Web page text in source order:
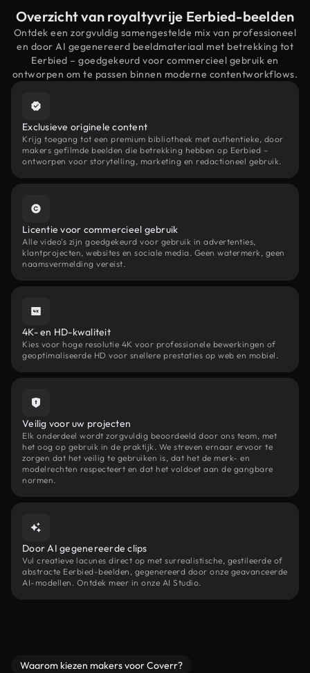
Overzicht van royaltyvrije Eerbied-beelden
Ontdek een zorgvuldig samengestelde mix van professioneel
en door AI gegenereerd beeldmateriaal met betrekking tot
Eerbied – goedgekeurd voor commercieel gebruik en
ontworpen om te passen binnen moderne contentworkflows.
Exclusieve originele content
Krijg toegang tot een premium bibliotheek met authentieke, door
makers gefilmde beelden die betrekking hebben op Eerbied –
ontworpen voor storytelling, marketing en redactioneel gebruik.
Licentie voor commercieel gebruik
Alle video's zijn goedgekeurd voor gebruik in advertenties,
klantprojecten, websites en sociale media. Geen watermerk, geen
naamsvermelding vereist.
4K- en HD-kwaliteit
Kies voor hoge resolutie 4K voor professionele bewerkingen of
geoptimaliseerde HD voor snellere prestaties op web en mobiel.
Veilig voor uw projecten
Elk onderdeel wordt zorgvuldig beoordeeld door ons team, met
het oog op gebruik in de praktijk. We streven ernaar ervoor te
zorgen dat het veilig te gebruiken is, dat het de merk- en
modelrechten respecteert en dat het voldoet aan de gangbare
normen.
Door AI gegenereerde clips
Vul creatieve lacunes direct op met surrealistische, gestileerde of
abstracte Eerbied-beelden, gegenereerd door onze geavanceerde
AI-modellen. Ontdek meer in onze AI Studio.
Waarom kiezen makers voor Coverr?